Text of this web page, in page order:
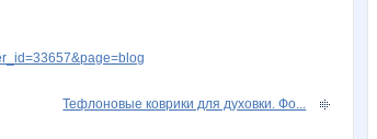
Тефлоновые коврики для духовки. Фо...